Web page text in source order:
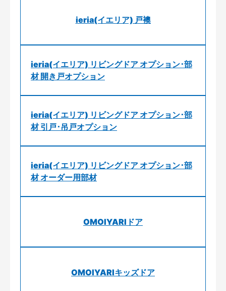
ieria(イエリア) 戸襖
ieria(イエリア) リビングドア オプション･部
材 開き戸オプション
ieria(イエリア) リビングドア オプション･部
材 引戸･吊戸オプション
ieria(イエリア) リビングドア オプション･部
材 オーダー用部材
OMOIYARIドア
OMOIYARIキッズドア